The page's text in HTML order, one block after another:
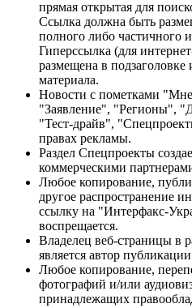
прямая открытая для
Ссылка должна быть
полного либо частичного
Гиперссылка (для
размещена в подзаголовке
материала.
Новости с пометками
"Заявление", "Регионы",
"Тест-драйв",
правах рекламы.
Раздел Спецпроекты
коммерческими
Любое копирование,
другое распространение
ссылку на "Интерфакс-
воспрещается.
Владелец веб-страницы в
является автор
Любое копирование,
фотографий и/или
принадлежащих